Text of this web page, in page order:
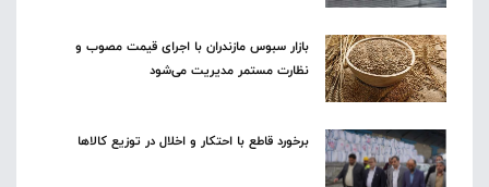
بازار سبوس مازندران با اجرای قیمت مصوب و
نظارت مستمر مدیریت می‌شود
برخورد قاطع با احتکار و اخلال در توزیع کالاها